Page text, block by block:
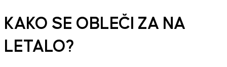
KAKO SE OBLEČI ZA NA
LETALO?